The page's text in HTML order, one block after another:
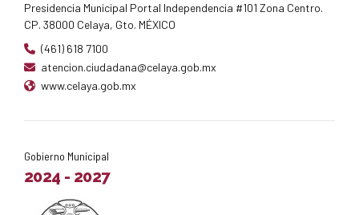
Presidencia Municipal Portal Independencia #101 Zona Centro.
CP. 38000 Celaya, Gto. MÉXICO
(461) 618 7100
atencion.ciudadana@celaya.gob.mx
www.celaya.gob.mx
Gobierno Municipal
2024 - 2027